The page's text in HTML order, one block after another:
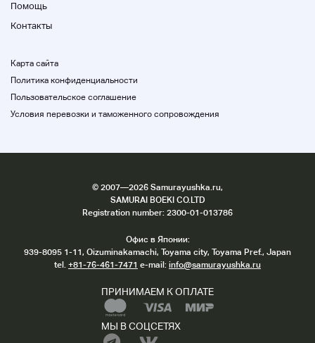
Помощь
Контакты
Карта сайта
Политика конфиденциальности
Пользовательское соглашение
Условия перевозки и таможенного сопровождения
© 2007—2026 Samurayushka.ru,
SAMURAI BOEKI CO.LTD
Registration number: 2300-01-013786
Офис в Японии:
939-8095 1-11, Oizuminakamachi, Toyama city, Toyama Pref., Japan
tel. +81-76-461-7471 e-mail: info@samurayushka.ru
ПРИНИМАЕМ К ОПЛАТЕ
МЫ В СОЦСЕТЯХ